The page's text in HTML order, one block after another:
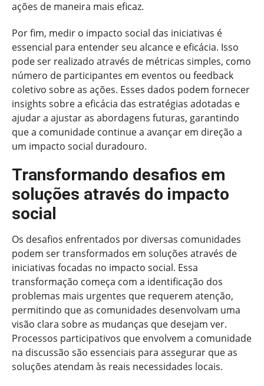
ações de maneira mais eficaz.
Por fim, medir o impacto social das iniciativas é
essencial para entender seu alcance e eficácia. Isso
pode ser realizado através de métricas simples, como
número de participantes em eventos ou feedback
coletivo sobre as ações. Esses dados podem fornecer
insights sobre a eficácia das estratégias adotadas e
ajudar a ajustar as abordagens futuras, garantindo
que a comunidade continue a avançar em direção a
um impacto social duradouro.
Transformando desafios em
soluções através do impacto
social
Os desafios enfrentados por diversas comunidades
podem ser transformados em soluções através de
iniciativas focadas no impacto social. Essa
transformação começa com a identificação dos
problemas mais urgentes que requerem atenção,
permitindo que as comunidades desenvolvam uma
visão clara sobre as mudanças que desejam ver.
Processos participativos que envolvem a comunidade
na discussão são essenciais para assegurar que as
soluções atendam às reais necessidades locais.